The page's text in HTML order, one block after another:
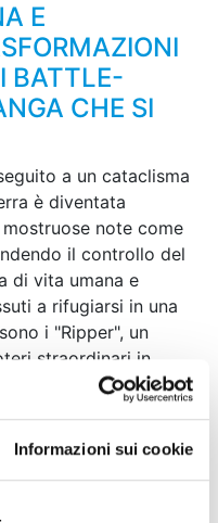
Informazioni sui cookie
E
BATTLE-
CHE SI
a un cataclisma
è diventata
note come
il controllo del
di vita umana e
a rifugiarsi in una
i "Ripper", un
straordinari in
Durante una
di Ripper si imbatte
adattato al nuovo
misteriosa…